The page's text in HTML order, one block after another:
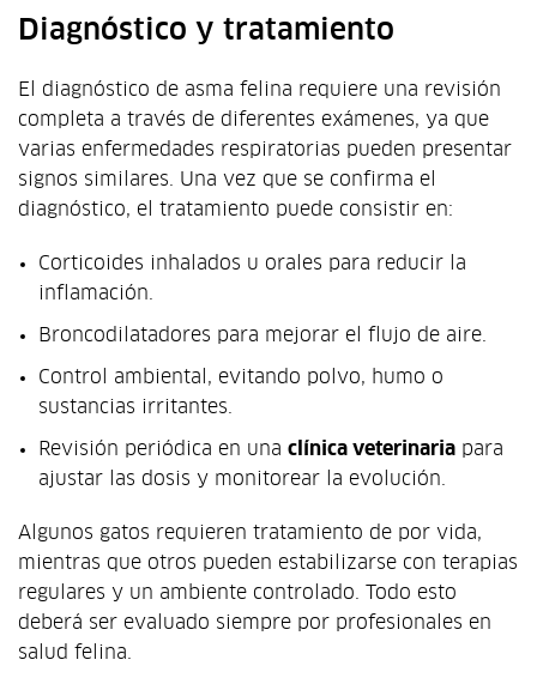
Diagnóstico y tratamiento
El diagnóstico de asma felina requiere una revisión
completa a través de diferentes exámenes, ya que
varias enfermedades respiratorias pueden presentar
signos similares. Una vez que se confirma el
diagnóstico, el tratamiento puede consistir en:
Corticoides inhalados u orales para reducir la
inflamación.
Broncodilatadores para mejorar el flujo de aire.
Control ambiental, evitando polvo, humo o
sustancias irritantes.
Revisión periódica en una clínica veterinaria para
ajustar las dosis y monitorear la evolución.
Algunos gatos requieren tratamiento de por vida,
mientras que otros pueden estabilizarse con terapias
regulares y un ambiente controlado. Todo esto
deberá ser evaluado siempre por profesionales en
salud felina.